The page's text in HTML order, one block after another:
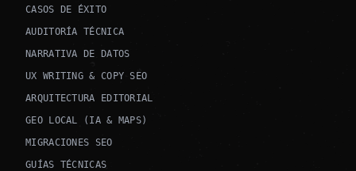
CASOS DE ÉXITO
AUDITORÍA TÉCNICA
NARRATIVA DE DATOS
UX WRITING & COPY SEO
ARQUITECTURA EDITORIAL
GEO LOCAL (IA & MAPS)
MIGRACIONES SEO
GUÍAS TÉCNICAS